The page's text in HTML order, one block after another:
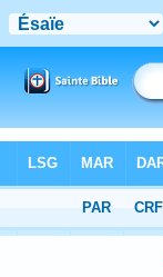
Chapitre 59> Verset 8